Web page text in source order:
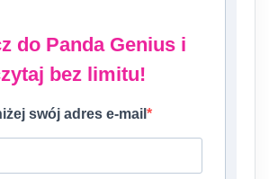
do Panda Genius i
bez limitu!
swój adres e-mail